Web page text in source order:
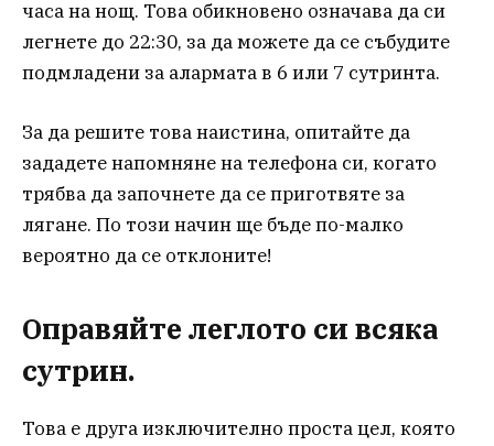
часа на нощ. Това обикновено означава да си
легнете до 22:30, за да можете да се събудите
подмладени за алармата в 6 или 7 сутринта.
За да решите това наистина, опитайте да
зададете напомняне на телефона си, когато
трябва да започнете да се приготвяте за
лягане. По този начин ще бъде по-малко
вероятно да се отклоните!
Оправяйте леглото си всяка
сутрин.
Това е друга изключително проста цел, която